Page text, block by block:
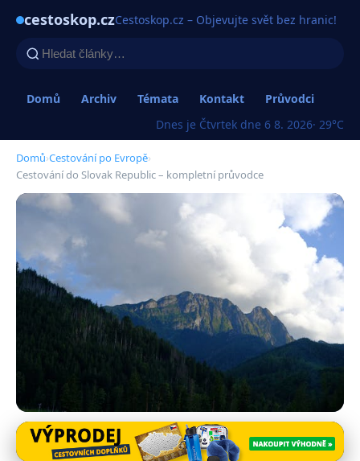
cestoskop.czCestoskop.cz – Objevujte svět bez hranic!
Domů Archiv Témata Kontakt
Průvodci
Dnes je Čtvrtek dne 6 8. 2026· 29°C
Domů›Cestování po Evropě›
Cestování do Slovak Republic – kompletní průvodce
Cestování po Evropě